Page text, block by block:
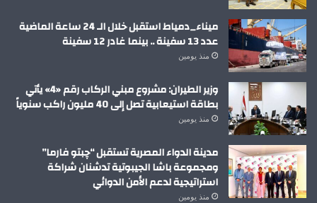
ميناء_دمياط استقبل خلال الـ 24 ساعة الماضية
عدد 13 سفينة .. بينما غادر 12 سفينة
منذ يومين
وزير الطيران: مشروع مبني الركاب رقم «4» يأتي
بطاقة استيعابية تصل إلى 40 مليون راكب سنوياً
منذ يومين
مدينة الدواء المصرية تستقبل “چبتو فارما”
ومجموعة باشا الجيبوتية تدشنان شراكة
استراتيجية لدعم الأمن الدوائي
منذ يومين